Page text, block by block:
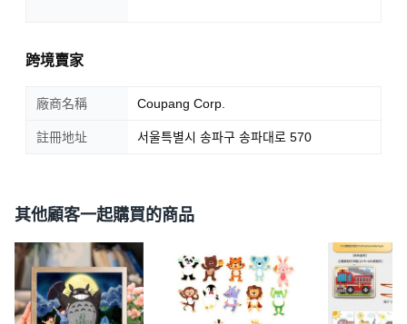
跨境賣家
廠商名稱 Coupang Corp.
註冊地址 서울특별시 송파구 송파대로 570
其他顧客一起購買的商品